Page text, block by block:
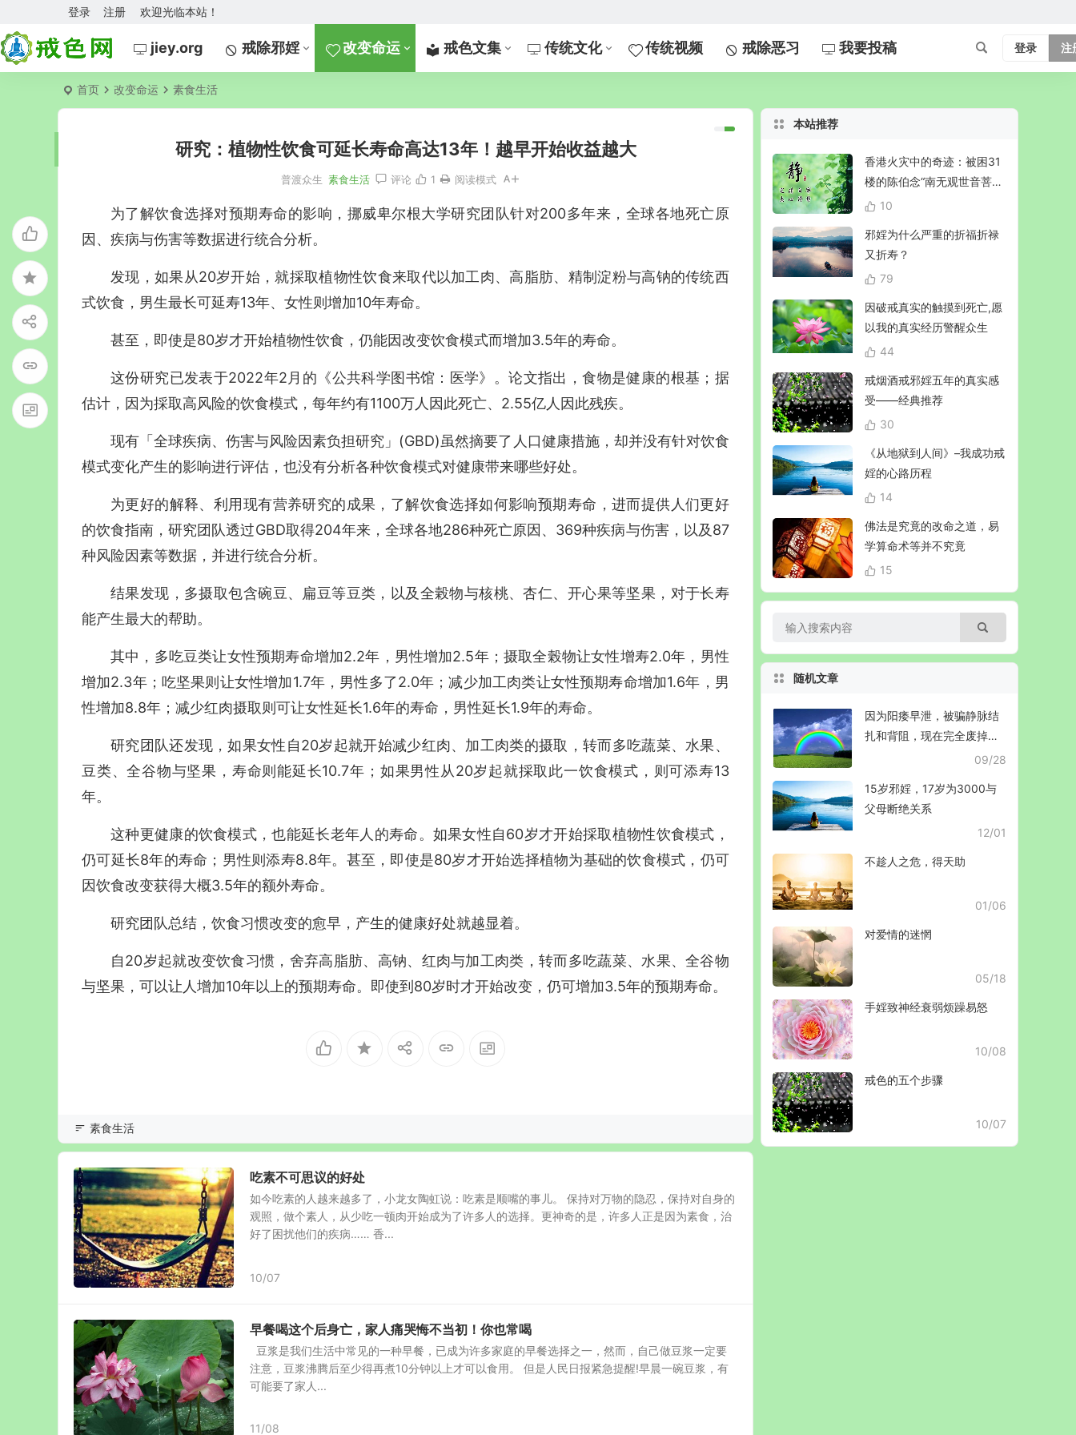
欢迎光临本站！
登录 注册
jiey.org 戒除邪婬 改变命运 戒色文集 传统文化 传统视频 戒除恶习 我要投稿 登录 注
首页 改变命运 素食生活
研究：植物性饮食可延长寿命高达13年！越早开始收益越大
普渡众生 素食生活 评论 1 阅读模式
为了解饮食选择对预期寿命的影响，挪威卑尔根大学研究团队针对200多年来，全球各地死亡原
因、疾病与伤害等数据进行统合分析。
发现，如果从20岁开始，就採取植物性饮食来取代以加工肉、高脂肪、精制淀粉与高钠的传统西
式饮食，男生最长可延寿13年、女性则增加10年寿命。
甚至，即使是80岁才开始植物性饮食，仍能因改变饮食模式而增加3.5年的寿命。
这份研究已发表于2022年2月的《公共科学图书馆：医学》。论文指出，食物是健康的根基；据
估计，因为採取高风险的饮食模式，每年约有1100万人因此死亡、2.55亿人因此残疾。
现有「全球疾病、伤害与风险因素负担研究」(GBD)虽然摘要了人口健康措施，却并没有针对饮食
模式变化产生的影响进行评估，也没有分析各种饮食模式对健康带来哪些好处。
为更好的解释、利用现有营养研究的成果，了解饮食选择如何影响预期寿命，进而提供人们更好
的饮食指南，研究团队透过GBD取得204年来，全球各地286种死亡原因、369种疾病与伤害，以及87
种风险因素等数据，并进行统合分析。
结果发现，多摄取包含碗豆、扁豆等豆类，以及全榖物与核桃、杏仁、开心果等坚果，对于长寿
能产生最大的帮助。
其中，多吃豆类让女性预期寿命增加2.2年，男性增加2.5年；摄取全榖物让女性增寿2.0年，男性
增加2.3年；吃坚果则让女性增加1.7年，男性多了2.0年；减少加工肉类让女性预期寿命增加1.6年，男
性增加8.8年；减少红肉摄取则可让女性延长1.6年的寿命，男性延长1.9年的寿命。
研究团队还发现，如果女性自20岁起就开始减少红肉、加工肉类的摄取，转而多吃蔬菜、水果、
豆类、全谷物与坚果，寿命则能延长10.7年；如果男性从20岁起就採取此一饮食模式，则可添寿13
年。
这种更健康的饮食模式，也能延长老年人的寿命。如果女性自60岁才开始採取植物性饮食模式，
仍可延长8年的寿命；男性则添寿8.8年。甚至，即使是80岁才开始选择植物为基础的饮食模式，仍可
因饮食改变获得大概3.5年的额外寿命。
研究团队总结，饮食习惯改变的愈早，产生的健康好处就越显着。
自20岁起就改变饮食习惯，舍弃高脂肪、高钠、红肉与加工肉类，转而多吃蔬菜、水果、全谷物
与坚果，可以让人增加10年以上的预期寿命。即使到80岁时才开始改变，仍可增加3.5年的预期寿命。
素食生活
吃素不可思议的好处
如今吃素的人越来越多了，小龙女陶虹说：吃素是顺嘴的事儿。 保持对万物的隐忍，保持对自身的
观照，做个素人，从少吃一顿肉开始成为了许多人的选择。更神奇的是，许多人正是因为素食，治
好了困扰他们的疾病…… 香...
10/07
早餐喝这个后身亡，家人痛哭悔不当初！你也常喝
豆浆是我们生活中常见的一种早餐，已成为许多家庭的早餐选择之一，然而，自己做豆浆一定要
注意，豆浆沸腾后至少得再煮10分钟以上才可以食用。 但是人民日报紧急提醒!早晨一碗豆浆，有
可能要了家人...
11/08
本站推荐
香港火灾中的奇迹：被困31
楼的陈伯念“南无观世音菩
萨”20小时奇迹生还！
10
邪婬为什么严重的折福折禄
又折寿？
79
因破戒真实的触摸到死亡,愿
以我的真实经历警醒众生
44
戒烟酒戒邪婬五年的真实感
受——经典推荐
30
《从地狱到人间》–我成功戒
婬的心路历程
14
佛法是究竟的改命之道，易
学算命术等并不究竟
15
随机文章
因为阳痿早泄，被骗静脉结
扎和背阻，现在完全废掉
09/28
15岁邪婬，17岁为3000与
父母断绝关系
12/01
不趁人之危，得天助
01/06
对爱情的迷惘
05/18
手婬致神经衰弱烦躁易怒
10/08
戒色的五个步骤
10/07